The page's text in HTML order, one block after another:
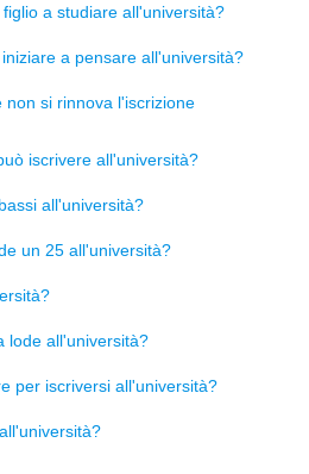
a studiare all'università?
a pensare all'università?
non si rinnova l'iscrizione
iscrivere all'università?
all'università?
un 25 all'università?
lode all'università?
per iscriversi all'università?